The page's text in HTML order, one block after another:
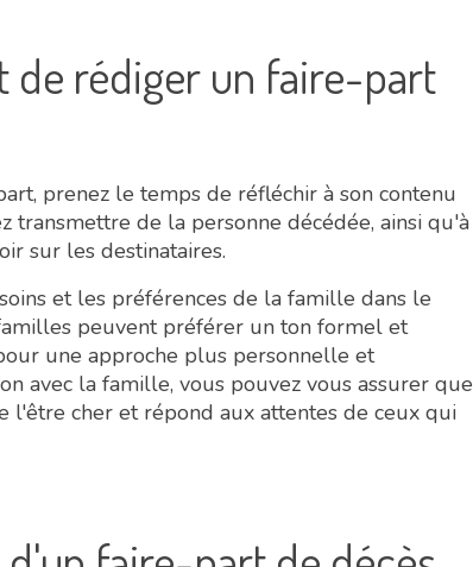
de rédiger un faire-part
prenez le temps de réfléchir à son contenu
transmettre de la personne décédée, ainsi qu'à
sur les destinataires.
et les préférences de la famille dans le
peuvent préférer un ton formel et
une approche plus personnelle et
avec la famille, vous pouvez vous assurer que
cher et répond aux attentes de ceux qui